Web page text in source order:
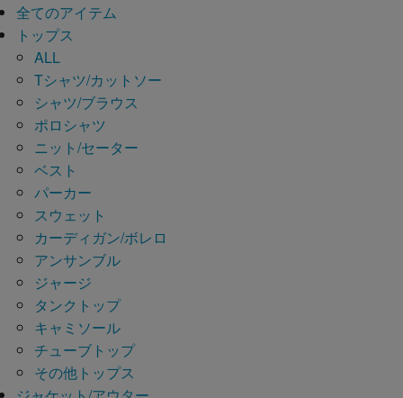
全てのアイテム
トップス
ALL
Tシャツ/カットソー
シャツ/ブラウス
ポロシャツ
ニット/セーター
ベスト
パーカー
スウェット
カーディガン/ボレロ
アンサンブル
ジャージ
タンクトップ
キャミソール
チューブトップ
その他トップス